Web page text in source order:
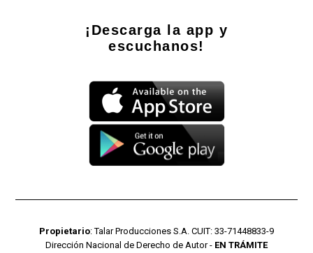
¡Descarga la app y
escuchanos!
Propietario: Talar Producciones S.A. CUIT: 33-71448833-9
Dirección Nacional de Derecho de Autor - EN TRÁMITE